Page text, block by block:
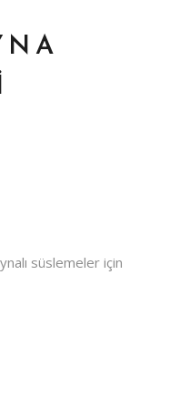
süslemeler için
quantity